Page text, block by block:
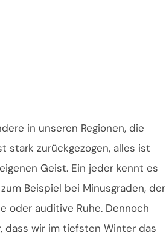
in unseren Regionen, die
stark zurückgezogen, alles ist
Geist. Ein jeder kennt es
Beispiel bei Minusgraden, der
oder auditive Ruhe. Dennoch
dass wir im tiefsten Winter das